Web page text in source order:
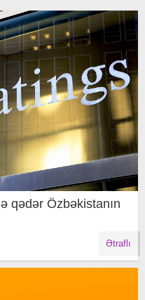
qədər Özbəkistanın
Ətraflı